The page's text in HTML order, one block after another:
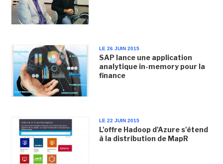
LE 26 JUIN 2015
SAP lance une application
analytique in-memory pour la
finance
LE 22 JUIN 2015
L'offre Hadoop d'Azure s'étend
à la distribution de MapR